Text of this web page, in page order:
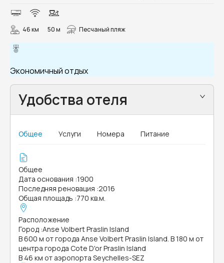
46 км 50 м Песчаный пляж
Экономичный отдых
Удобства отеля
Общее Услуги Номера Питание
Общее
Дата основания :1900
Последняя реновация :2016
Общая площадь :770 кв.м.
Расположение
Город :Anse Volbert Praslin Island
В 600 м от города Anse Volbert Praslin Island. В 180 м от
центра города Cote D'or Praslin Island
В 46 км от аэропорта Seychelles-SEZ